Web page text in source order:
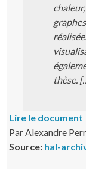
thèse.
Lire le document
Par Alexandre
Source: hal-